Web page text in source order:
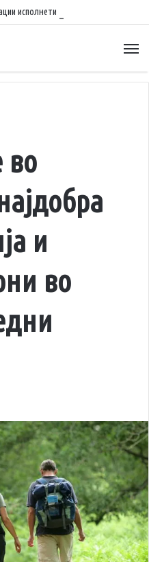
во
и
во